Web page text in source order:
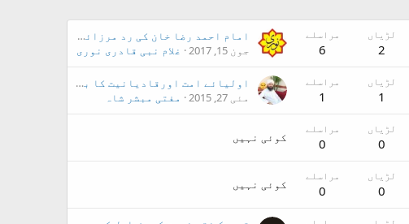
لڑیاں
2
مراسلے
6
امام احمد رضا خان کی رد مرزائیت پر پانچ کتب
جون 15, 2017
غلام نبی قادری نوری سنی
لڑیاں
1
مراسلے
1
اولیائے امت اورقادیانیت کا بھیانک چہرہ
مئی 27, 2015
مفتی مبشر شاہ
لڑیاں
0
مراسلے
0 کوئی نہیں
لڑیاں
0
مراسلے
0 کوئی نہیں